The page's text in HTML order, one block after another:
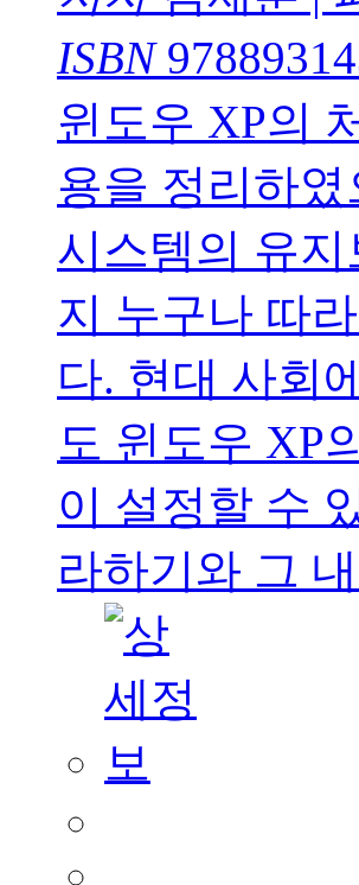
ISBN
윈도우 XP의
용을 정리하
시스템의 유
지 누구나 따
다. 현대 사회
도 윈도우 XP
이 설정할 수
라하기와 그